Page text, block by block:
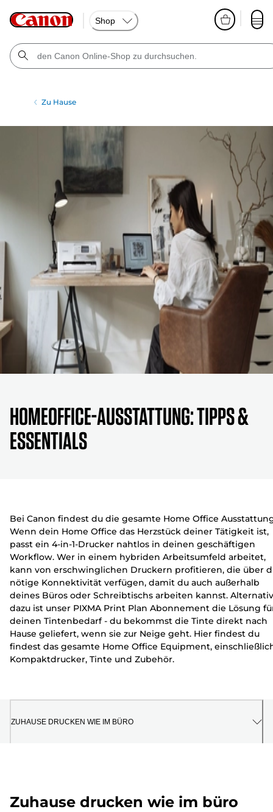
Shop
Zu Hause
Homeoffice-Ausstattung: Tipps &
Essentials
Bei Canon findest du die gesamte Home Office
Wenn dein Home Office das Herzstück deiner Tätigkeit ist,
passt ein 4-in-1-Drucker nahtlos in deinen geschäftigen
Workflow. Wer in einem hybriden Arbeitsumfeld arbeitet,
kann von erschwinglichen Druckern profitieren, die über
nötige Konnektivität verfügen, damit du auch außerhalb
deines Büros oder Schreibtischs arbeiten kannst. Alternativ
dazu ist unser PIXMA Print Plan Abonnement die Lösung
deinen Tintenbedarf - du bekommst die Tinte direkt nach
Hause geliefert, wenn sie zur Neige geht. Hier findest du
findest das gesamte Home Office Equipment,
Kompaktdrucker, Tinte und Zubehör.
ZUHAUSE DRUCKEN WIE IM BÜRO
Zuhause drucken wie im büro